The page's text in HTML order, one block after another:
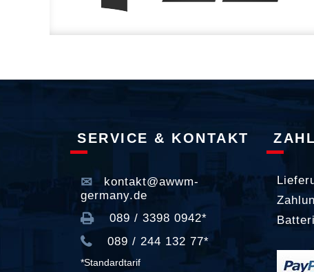
SERVICE & KONTAKT
kontakt@awwm-
germany.de
089 / 3398 0942*
089 / 244 132 77*
*Standardtarif